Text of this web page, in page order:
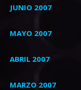
JUNIO 2007
MAYO 2007
ABRIL 2007
MARZO 2007